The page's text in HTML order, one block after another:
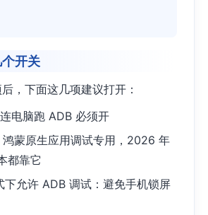
开关
，下面这几项建议打开：
电脑跑 ADB 必须开
蒙原生应用调试专用，2026 年
都靠它
下允许 ADB 调试：避免手机锁屏